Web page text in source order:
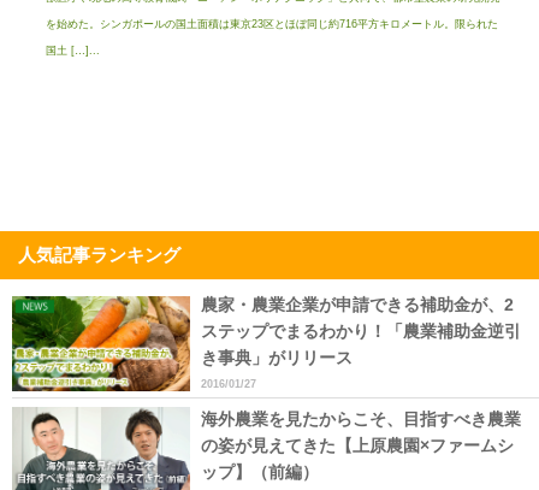
を始めた。シンガポールの国土面積は東京23区とほぼ同じ約716平方キロメートル。限られた
国土 […]...
人気記事ランキング
農家・農業企業が申請できる補助金が、2
ステップでまるわかり！「農業補助金逆引
き事典」がリリース
2016/01/27
海外農業を見たからこそ、目指すべき農業
の姿が見えてきた【上原農園×ファームシ
ップ】（前編）